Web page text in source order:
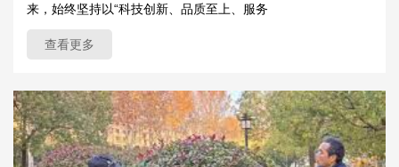
来，始终坚持以“科技创新、品质至上、服务
查看更多